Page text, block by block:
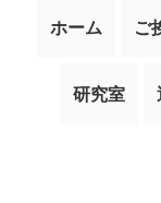
ホーム ご
研究室